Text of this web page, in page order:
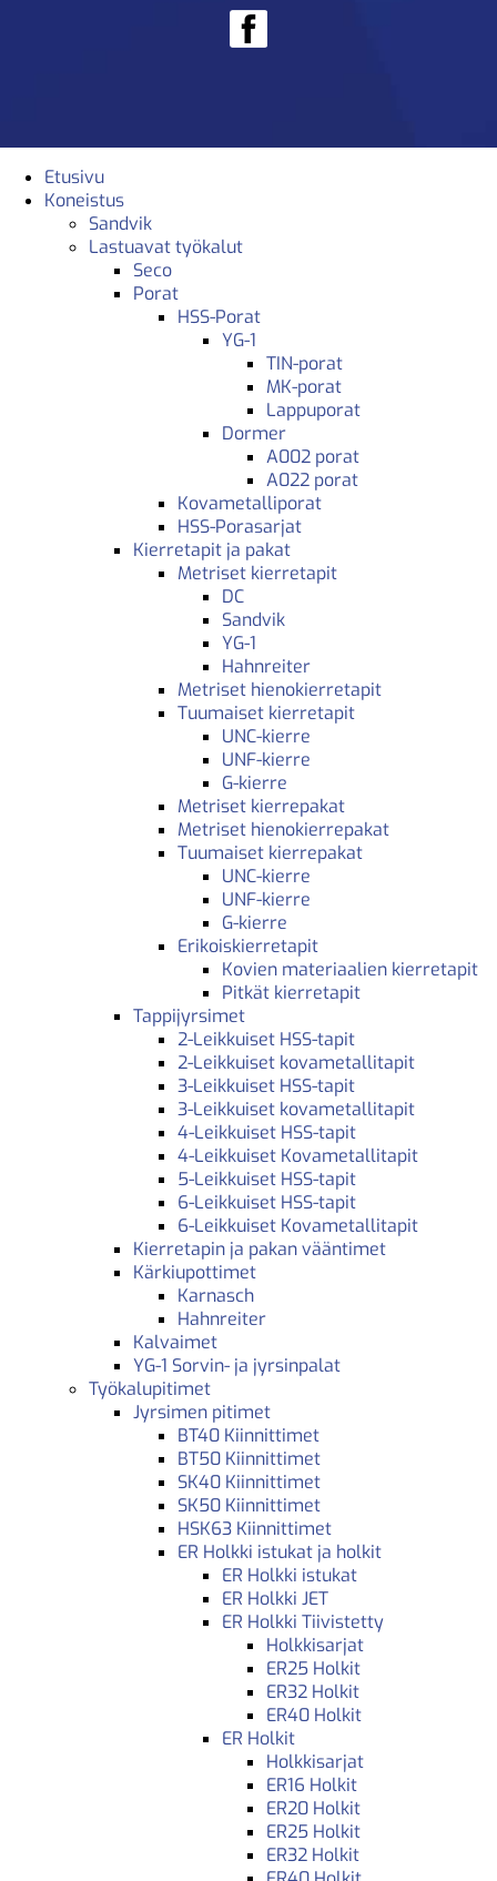
Etusivu
Koneistus
Sandvik
Lastuavat työkalut
Seco
Porat
HSS-Porat
YG-1
TIN-porat
MK-porat
Lappuporat
Dormer
A002 porat
A022 porat
Kovametalliporat
HSS-Porasarjat
Kierretapit ja pakat
Metriset kierretapit
DC
Sandvik
YG-1
Hahnreiter
Metriset hienokierretapit
Tuumaiset kierretapit
UNC-kierre
UNF-kierre
G-kierre
Metriset kierrepakat
Metriset hienokierrepakat
Tuumaiset kierrepakat
UNC-kierre
UNF-kierre
G-kierre
Erikoiskierretapit
Kovien materiaalien kierretapit
Pitkät kierretapit
Tappijyrsimet
2-Leikkuiset HSS-tapit
2-Leikkuiset kovametallitapit
3-Leikkuiset HSS-tapit
3-Leikkuiset kovametallitapit
4-Leikkuiset HSS-tapit
4-Leikkuiset Kovametallitapit
5-Leikkuiset HSS-tapit
6-Leikkuiset HSS-tapit
6-Leikkuiset Kovametallitapit
Kierretapin ja pakan vääntimet
Kärkiupottimet
Karnasch
Hahnreiter
Kalvaimet
YG-1 Sorvin- ja jyrsinpalat
Työkalupitimet
Jyrsimen pitimet
BT40 Kiinnittimet
BT50 Kiinnittimet
SK40 Kiinnittimet
SK50 Kiinnittimet
HSK63 Kiinnittimet
ER Holkki istukat ja holkit
ER Holkki istukat
ER Holkki JET
ER Holkki Tiivistetty
Holkkisarjat
ER25 Holkit
ER32 Holkit
ER40 Holkit
ER Holkit
Holkkisarjat
ER16 Holkit
ER20 Holkit
ER25 Holkit
ER32 Holkit